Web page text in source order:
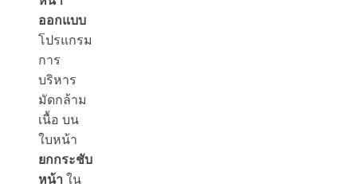
ออกแบบ
โปรแกรม
การ
บริหาร
มัดกล้าม
เนื้อ บน
ใบหน้า
ยกกระชับ
หน้า ใน